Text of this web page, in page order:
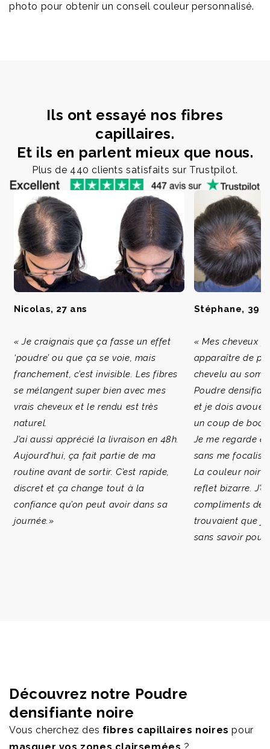
photo pour obtenir un conseil couleur personnalisé.
Ils ont essayé nos fibres
capillaires.
Et ils en parlent mieux que nous.
Plus de 440 clients satisfaits sur Trustpilot.
Nicolas, 27 ans
« Je craignais que ça fasse un effet
‘poudre’ ou que ça se voie, mais
franchement, c’est invisible. Les fibres
se mélangent super bien avec mes
vrais cheveux et le rendu est très
naturel.
J’ai aussi apprécié la livraison en 48h.
Aujourd’hui, ça fait partie de ma
routine avant de sortir. C’est rapide,
discret et ça change tout à la
confiance qu’on peut avoir dans sa
journée.»
Stéphane, 39
« Mes cheveux
apparaître de
chevelu au
Poudre
et je dois avouer
un coup de
Je me regarde
sans me
La couleur noire
reflet bizarre.
compliments de
trouvaient que
sans savoir
Découvrez notre Poudre
densifiante noire
Vous cherchez des fibres capillaires noires pour